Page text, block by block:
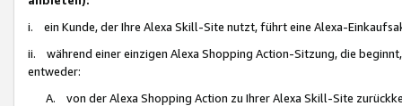
i. ein Kunde, der Ihre Alexa Skill-Site nutzt, führt eine Alexa-
ii. während einer einzigen Alexa Shopping Action-Sitzung, die
entweder:
A. von der Alexa Shopping Action zu Ihrer Alexa Skill-Site